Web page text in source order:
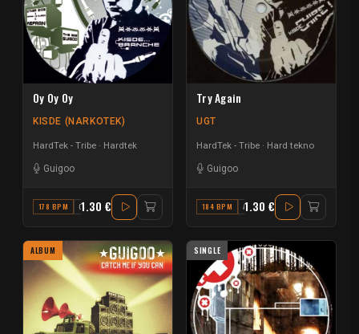
Oy Oy Oy
KISDE (NARKOTEK)
HardTek - Tribe Hardtek
Guigoo
178 BPM C1.30 €
Try Again
UGT
HardTek - Tribe Hard tekno
Guigoo
184 BPM A1.30 €
ALBUM SINGLE